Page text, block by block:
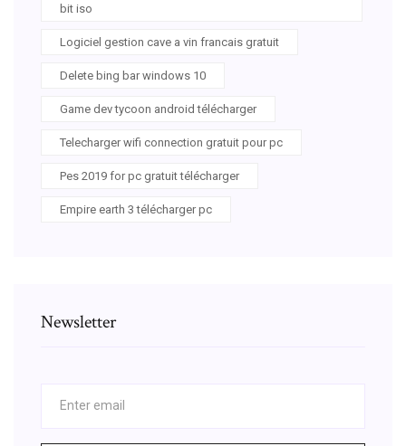
bit iso
Logiciel gestion cave a vin francais gratuit
Delete bing bar windows 10
Game dev tycoon android télécharger
Telecharger wifi connection gratuit pour pc
Pes 2019 for pc gratuit télécharger
Empire earth 3 télécharger pc
Newsletter